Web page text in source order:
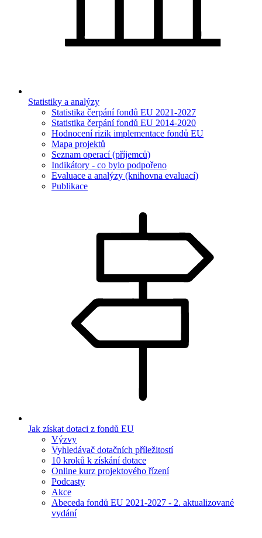
Statistiky a analýzy
Statistika čerpání fondů EU 2021-2027
Statistika čerpání fondů EU 2014-2020
Hodnocení rizik implementace fondů EU
Mapa projektů
Seznam operací (příjemců)
Indikátory - co bylo podpořeno
Evaluace a analýzy (knihovna evaluací)
Publikace
Jak získat dotaci z fondů EU
Výzvy
Vyhledávač dotačních příležitostí
10 kroků k získání dotace
Online kurz projektového řízení
Podcasty
Akce
Abeceda fondů EU 2021-2027 - 2. aktualizované
vydání